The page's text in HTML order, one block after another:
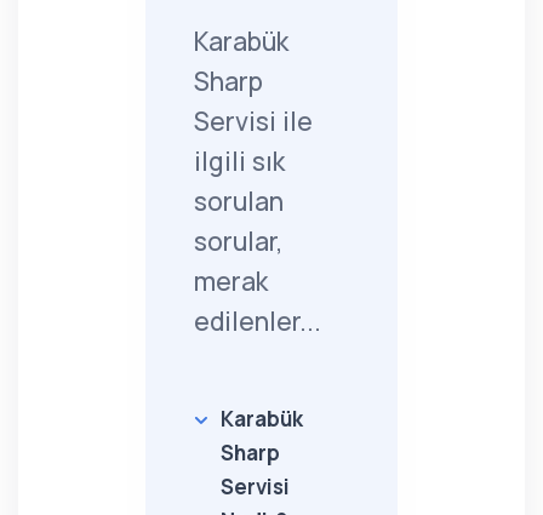
Karabük
Sharp
Servisi ile
ilgili sık
sorulan
sorular,
merak
edilenler...
Karabük
Sharp
Servisi